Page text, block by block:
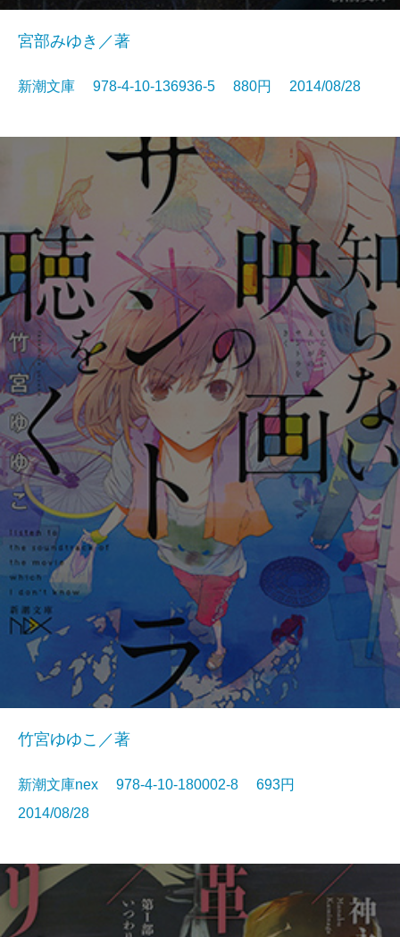
宮部みゆき／著
新潮文庫 978-4-10-136936-5 880円 2014/08/28
竹宮ゆゆこ／著
新潮文庫nex 978-4-10-180002-8 693円
2014/08/28